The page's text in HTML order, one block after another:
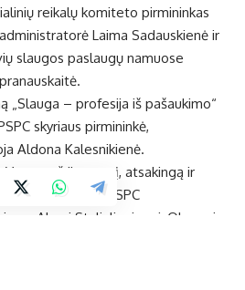
reikalų komiteto pirmininkas
Laima Sadauskienė ir
slaugos paslaugų namuose
„Slauga – profesija iš pašaukimo“
skyriaus pirmininkė,
Aldona Kalesnikienė.
už ilgametį, atsakingą ir
Ukmergės PSPC
Almai Staliulionienei, Oksanai